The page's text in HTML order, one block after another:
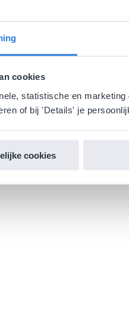
cookies
statistische en
of bij 'Details' je
cookies